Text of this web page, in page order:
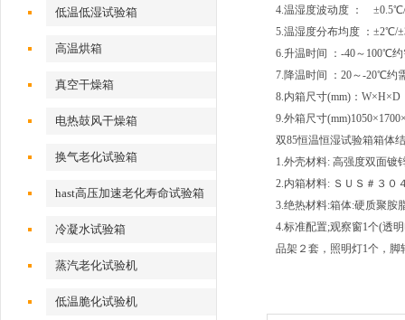
低温低湿试验箱
高温烘箱
真空干燥箱
电热鼓风干燥箱
换气老化试验箱
hast高压加速老化寿命试验箱
冷凝水试验箱
蒸汽老化试验机
低温脆化试验机
4.温湿度波动度 ： ±0.5℃/
5.温湿度分布均度 ：±2℃/
6.升温时间 ：-40～100℃
7.降温时间 ：20～-20℃约
8.内箱尺寸(mm)：W×H×D
9.外箱尺寸
双85恒温恒湿试验箱箱体
1.外壳材料: 高强度双面镀
2.内箱材料: ＳＵＳ＃３０
3.绝热材料:箱体:硬质聚胺
4.标准配置;观察窗1个(透
品架２套，照明灯1个，